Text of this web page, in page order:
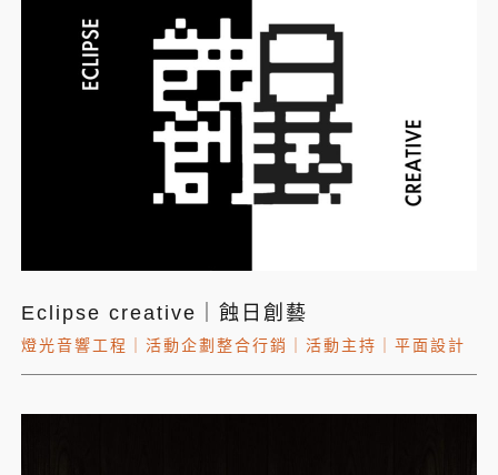
Eclipse creative｜蝕日創藝
燈光音響工程 活動企劃整合行銷 活動主持 平面設計